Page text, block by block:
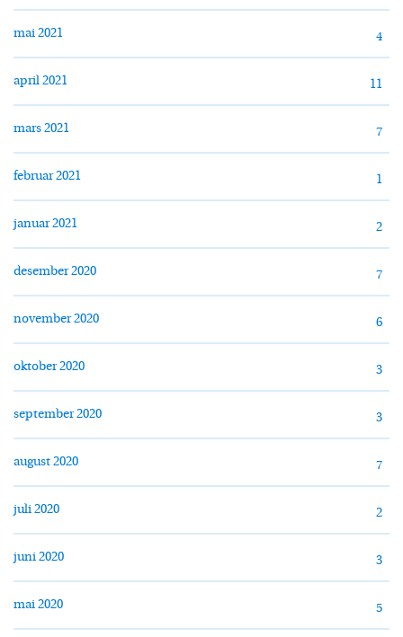
mai 2021 4
april 2021 11
mars 2021 7
februar 2021 1
januar 2021 2
desember 2020 7
november 2020 6
oktober 2020 3
september 2020 3
august 2020 7
juli 2020 2
juni 2020 3
mai 2020 5